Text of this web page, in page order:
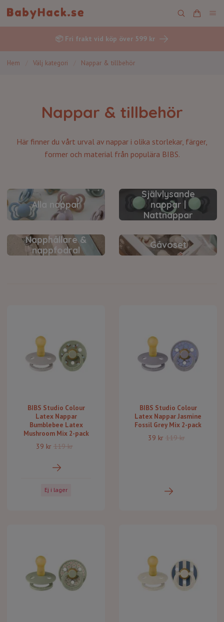
📦 Fri frakt vid köp över 599 kr
Hem Välj kategori Nappar & tillbehör
Nappar & tillbehör
Här finner du vårt urval av nappar i olika storlekar, färger,
former och material från populära BIBS.
Alla nappar
Självlysande
nappar |
Nattnappar
Napphållare &
nappfodral
Gåvoset
BIBS Studio Colour
Latex Nappar
Bumblebee Latex
Mushroom Mix 2-pack
39 kr 119 kr
Ej i lager
BIBS Studio Colour
Latex Nappar Jasmine
Fossil Grey Mix 2-pack
39 kr 119 kr